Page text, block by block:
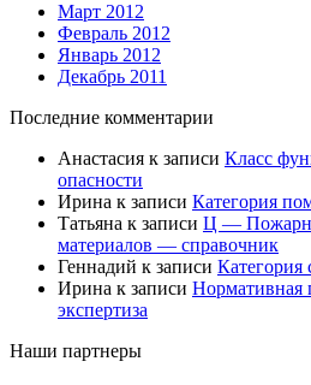
Март 2012
Февраль 2012
Январь 2012
Декабрь 2011
Последние комментарии
Анастасия к записи Класс
опасности
Ирина к записи Категория
Татьяна к записи Ц —
материалов — справочник
Геннадий к записи Категория
Ирина к записи Нормативная
экспертиза
Наши партнеры